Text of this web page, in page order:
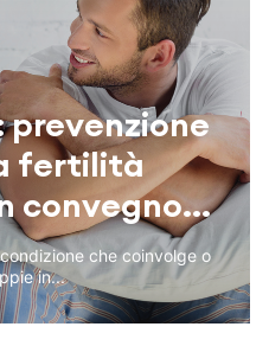
prevenzione
fertilità
convegno...
che coinvolge o
in...